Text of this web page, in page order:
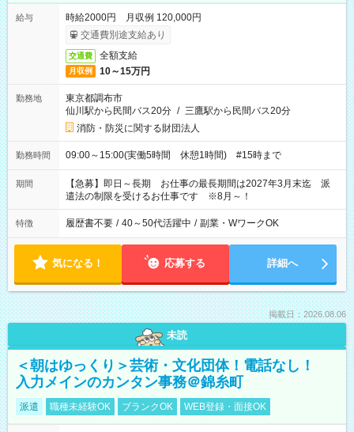
給与
時給2000円 月収例 120,000円
交通費別途支給あり
交通費 全額支給
月収例 10～15万円
勤務地
東京都調布市
仙川駅から民間バス20分 / 三鷹駅から民間バス20分
消防・防災に関する財団法人
勤務時間 09:00～15:00(実働5時間 休憩1時間) #15時まで
期間
【急募】即日～長期 お仕事の最長期間は2027年3月末迄 派
遣法の制限を受けるお仕事です ※8月～！
特徴 履歴書不要 / 40～50代活躍中 / 副業・WワークOK
気になる！ 応募する 詳細へ
掲載日：2026.08.06
未読
＜朝はゆっくり＞芸術・文化団体！電話なし！
入力メインのカンタン事務＠錦糸町
派遣 職種未経験OK ブランクOK WEB登録・面接OK